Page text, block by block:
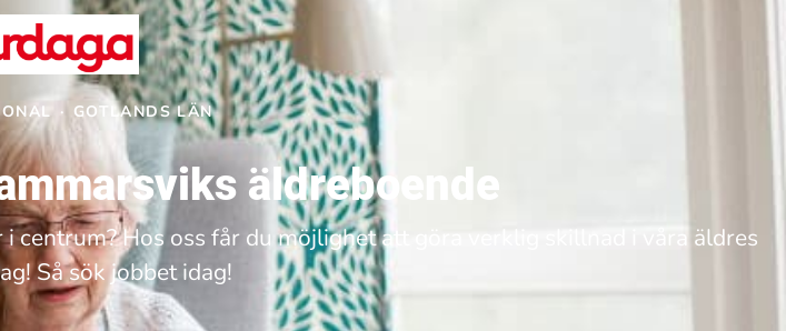
· GOTLANDS LÄN
äldreboende
centrum? Hos oss får du möjlighet att göra verklig skillnad i våra äldres
Så sök jobbet idag!